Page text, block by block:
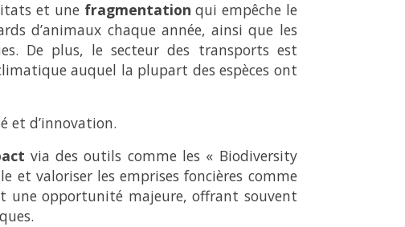
et une fragmentation qui empêche le
d’animaux chaque année, ainsi que les
De plus, le secteur des transports est
auquel la plupart des espèces ont
et d’innovation.
via des outils comme les « Biodiversity
et valoriser les emprises foncières comme
une opportunité majeure, offrant souvent